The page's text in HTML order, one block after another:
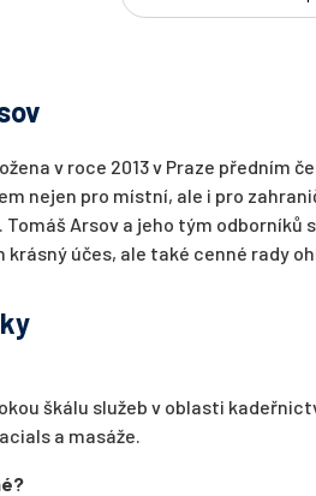
v roce 2013 v Praze předním
nejen pro místní, ale i pro
Tomáš Arsov a jeho tým
účes, ale také cenné rady
škálu služeb v oblasti
a masáže.